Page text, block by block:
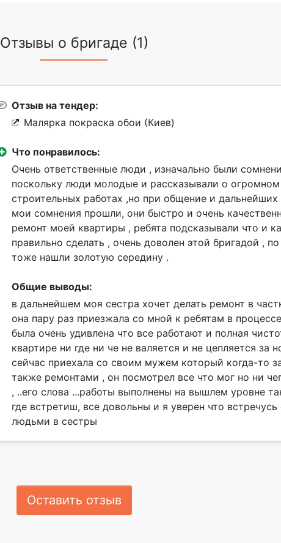
Отзывы о бригаде (1)
Отзыв на тендер:
Малярка покраска обои (Киев)
Что понравилось:
Очень ответственные люди , изначально были
поскольку люди молодые и рассказывали о
строительных работах ,но при общение и дальнейших
мои сомнения прошли, они быстро и очень
ремонт моей квартиры , ребята подсказывали что и
правильно сделать , очень доволен этой бригадой ,
тоже нашли золотую середину .
Общие выводы:
в дальнейшем моя сестра хочет делать ремонт в
она пару раз приезжала со мной к ребятам в
была очень удивлена что все работают и полная
квартире ни где ни че не валяется и не цепляется за
сейчас приехала со своим мужем который когда-то
также ремонтами , он посмотрел все что мог но ни
, ..его слова ...работы выполнены на вышлем уровне
где встретиш, все довольны и я уверен что
людьми в сестры
Оставить отзыв